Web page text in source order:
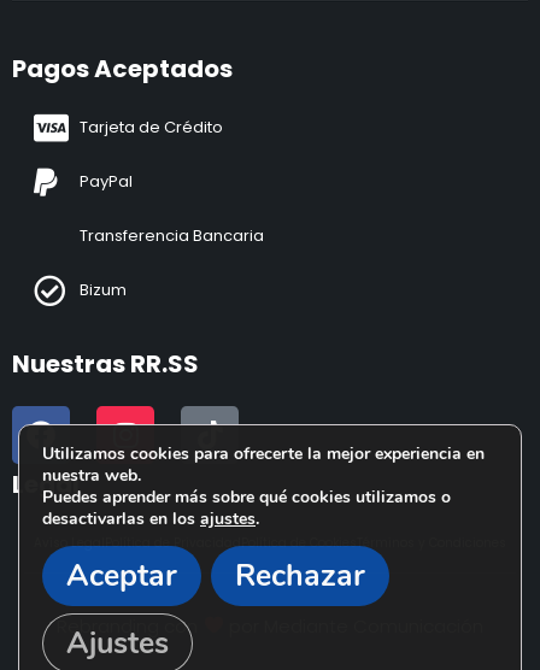
Pagos Aceptados
Tarjeta de Crédito
PayPal
Transferencia Bancaria
Bizum
Nuestras RR.SS
Legal
Aviso LegalPolítica de PrivacidadPolítica de CookiesTérminos y Condiciones
Rebranding con
Utilizamos cookies para ofrecerte la mejor experiencia en
nuestra web.
Puedes aprender más sobre qué cookies utilizamos o
desactivarlas en los ajustes.
Aceptar
Rechazar
Ajustes